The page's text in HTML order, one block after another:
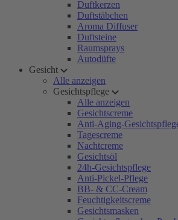
Duftkerzen
Duftstäbchen
Aroma Diffuser
Duftsteine
Raumsprays
Autodüfte
Gesicht
Alle anzeigen
Gesichtspflege
Alle anzeigen
Gesichtscreme
Anti-Aging-
Tagescreme
Nachtcreme
Gesichtsöl
24h-Gesichtspflege
Anti-Pickel-Pflege
BB- & CC-Cream
Feuchtigkeitscreme
Gesichtsmasken